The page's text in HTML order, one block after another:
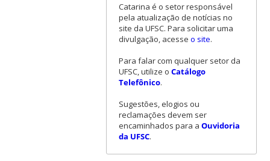
Catarina é o setor responsável
pela atualização de notícias no
site da UFSC. Para solicitar uma
divulgação, acesse o site.
Para falar com qualquer setor da
UFSC, utilize o Catálogo
Telefônico.
Sugestões, elogios ou
reclamações devem ser
encaminhados para a Ouvidoria
da UFSC.